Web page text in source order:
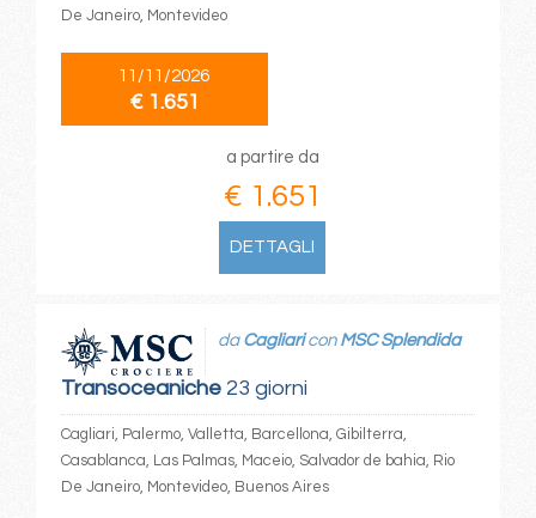
De Janeiro, Montevideo
11/11/2026
€ 1.651
a partire da
€ 1.651
DETTAGLI
Transoceaniche23 giorni
da Cagliaricon MSC Splendida
Cagliari, Palermo, Valletta, Barcellona, Gibilterra,
Casablanca, Las Palmas, Maceio, Salvador de bahia, Rio
De Janeiro, Montevideo, Buenos Aires